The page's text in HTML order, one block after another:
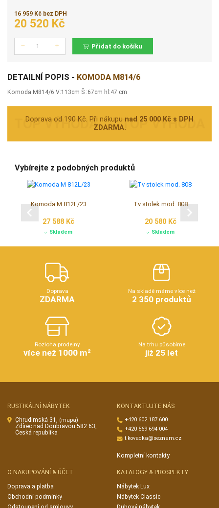
16 959 Kč bez DPH
20 520 Kč
Přidat do košíku
DETAILNÍ POPIS - KOMODA M814/6
Komoda M814/6 V:113cm Š :67cm hl:47 cm
Doprava od 190 Kč. Při nákupu nad 25 000 Kč s DPH
ZDARMA.
Vybírejte z podobných produktů
Komoda M 812L/23
27 588 Kč
Skladem
Tv stolek mod. 808
20 580 Kč
Skladem
Doprava
ZDARMA
Na skladě máme více než
2 350 produktů
Rozloha prodejny
více než 1000 m²
Na trhu působíme
již 25 let
RUSTIKÁLNÍ NÁBYTEK
Chrudimská 31,
(mapa)
Ždírec nad Doubravou 582 63,
Česká republika
KONTAKTUJTE NÁS
+420 602 187 600
+420 569 694 004
t.kovacka@seznam.cz
Kompletní kontakty
O NAKUPOVÁNÍ & ÚČET
Doprava a platba
Obchodní podmínky
KATALOGY & PROSPEKTY
Nábytek Lux
Nábytek Classic